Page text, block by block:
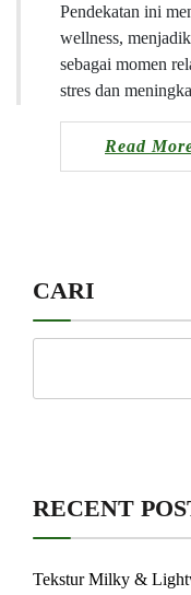
Pendekatan ini
wellness,
sebagai momen
stres dan
Read
CARI
RECENT
Tekstur Milky &